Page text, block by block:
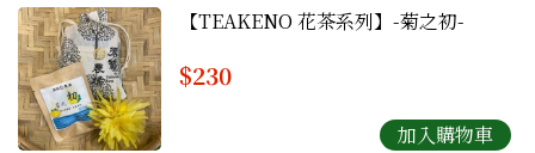
【TEAKENO 花茶系列】-菊之初-
$230